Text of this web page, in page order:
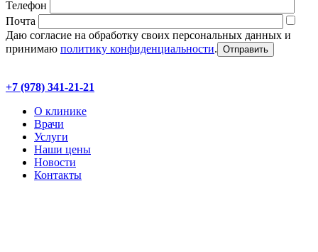
Телефон
Почта
Даю согласие на обработку своих персональных данных и
принимаю политику конфиденциальности.
+7 (978) 341-21-21
О клинике
Врачи
Услуги
Наши цены
Новости
Контакты